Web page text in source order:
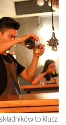
to klucz